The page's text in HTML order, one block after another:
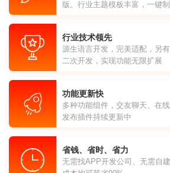
版。行业主题模板丰富，一键
行业技术领先
源生语言开发，完美适配，另
二次开发，实现功能无限扩展
功能更新快
多种功能组件，交友聊天、在
发布插件持续更新中
省钱、省时、省力
无需找APP开发公司、无需自